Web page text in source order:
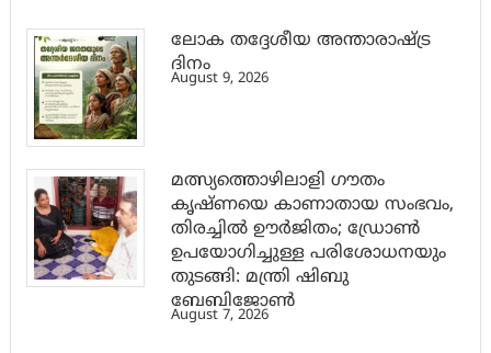
ലോക തദ്ദേശീയ അന്താരാഷ്ട്ര
ദിനം
August 9, 2026
മത്സ്യത്തൊഴിലാളി ഗൗതം
കൃഷ്ണയെ കാണാതായ സംഭവം,
തിരച്ചിൽ ഊർജിതം; ഡ്രോണ്‍
ഉപയോഗിച്ചുള്ള പരിശോധനയും
തുടങ്ങി: മന്ത്രി ഷിബു
ബേബിജോണ്‍
August 7, 2026